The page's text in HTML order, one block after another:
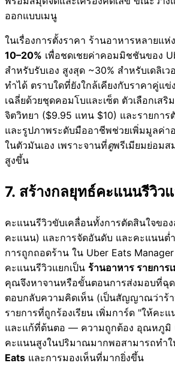
ออกแบบเมนู
ในเรื่องการตั้งราคา ร้านอาหารหลายแห่
10–20% เพื่อชดเชยค่าคอมมิชชันของ
สำหรับรับเอง สูงสุด ~30% สำหรับเดลิ
ทำได้ ตราบใดที่ยังใกล้เคียงกับราคาคู่แข่
เฉลี่ยด้วยชุดคอมโบและเซ็ต ตัวเลือกเสริ
จิตวิทยา ($9.95 แทน $10) และรายการ
และรูปภาพระดับมืออาชีพช่วยเพิ่มมูลค่าอ
ในตัวมันเอง เพราะจานที่ดูพรีเมียมย่อมส
สูงขึ้น
7. สร้างกลยุทธ์คะแนนรีวิว
คะแนนรีวิวขับเคลื่อนทั้งการตัดสินใจขอ
คะแนน) และการจัดอันดับ และคะแนนต่ำ
การถูกถอดร้าน ใน Uber Eats
คะแนนรีวิวแยกเป็น ร้านอาหาร รายการ
คุณจึงหาจานหรือขั้นตอนการส่งมอบที่ฉุ
ตอบกลับความคิดเห็น (เป็นสัญญาณว่าร้
รายการที่ถูกร้องเรียน เพิ่มการ์ด "ให้คะแ
และแก้ที่ต้นตอ — ความถูกต้อง อุณหภูมิ
คะแนนสูงในปริมาณมากพอสามารถทำใ
Eats และการมองเห็นที่มากยิ่งขึ้น